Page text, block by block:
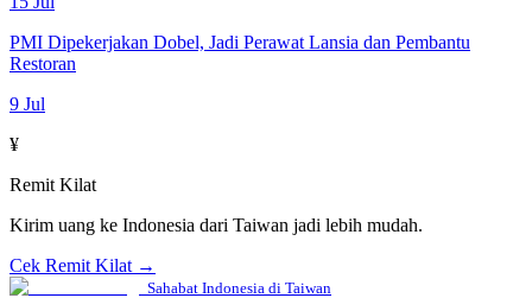
PMI Dipekerjakan Dobel, Jadi Perawat Lansia dan Pembantu
Restoran
9 Jul
¥
Remit Kilat
Kirim uang ke Indonesia dari Taiwan jadi lebih mudah.
Cek Remit Kilat →
Sahabat Indonesia di Taiwan